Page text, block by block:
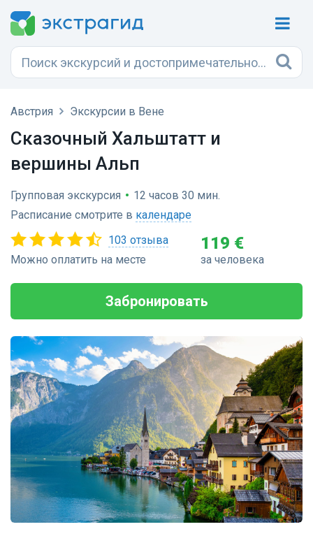
Австрия Экскурсии в Вене
Сказочный Хальштатт и
вершины Альп
Групповая экскурсия • 12 часов 30 мин.
Расписание смотрите в календаре
103 отзыва
Можно оплатить на месте
119 €
за человека
Забронировать